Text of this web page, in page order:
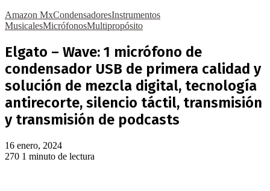
Amazon MxCondensadoresInstrumentos
MusicalesMicrófonosMultipropósito
Elgato – Wave: 1 micrófono de
condensador USB de primera calidad y
solución de mezcla digital, tecnología
antirecorte, silencio táctil, transmisión
y transmisión de podcasts
16 enero, 2024
270 1 minuto de lectura